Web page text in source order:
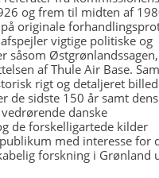
og frem til midten af
originale
vigtige politiske og
såsom
af Thule Air Base.
rigt og detaljeret
de sidste 150 år samt dens
danske
de forskelligartede kilder
med interesse for
forskning i Grønland